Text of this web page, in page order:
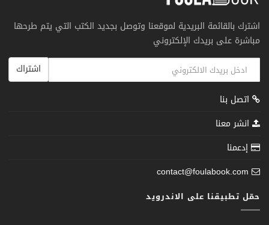
اشترك بالقائمة البريدية لموقعنا وتوصل بجديد الكتب التي يتم طرحها
مباشرة على بريدك الإلكتروني
اشتراك
اتصل بنا
انشر معنا
إدعمنا
contact@foulabook.com
حمّل تطبيقنا على الاندرويد